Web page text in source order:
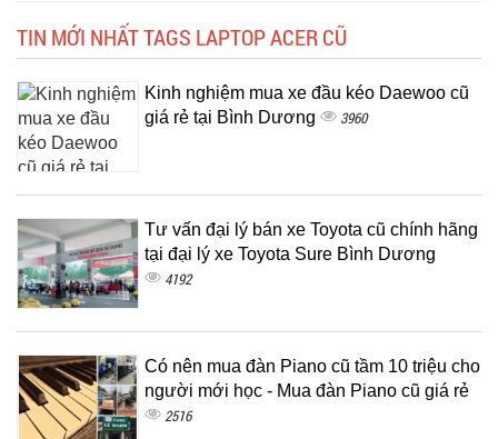
TIN MỚI NHẤT TAGS LAPTOP ACER CŨ
Kinh nghiệm mua xe đầu kéo Daewoo cũ
giá rẻ tại Bình Dương
3960
Tư vấn đại lý bán xe Toyota cũ chính hãng
tại đại lý xe Toyota Sure Bình Dương
4192
Có nên mua đàn Piano cũ tầm 10 triệu cho
người mới học - Mua đàn Piano cũ giá rẻ
2516